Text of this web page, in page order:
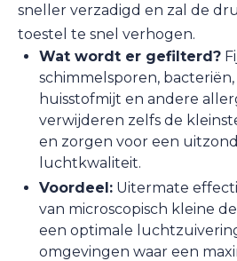
sneller verzadigd en zal de
toestel te snel verhogen.
Wat wordt er gefilterd?
schimmelsporen,
huisstofmijt en andere
verwijderen zelfs de
en zorgen voor een
luchtkwaliteit.
Voordeel: Uitermate
van microscopisch kleine
een optimale
omgevingen waar een